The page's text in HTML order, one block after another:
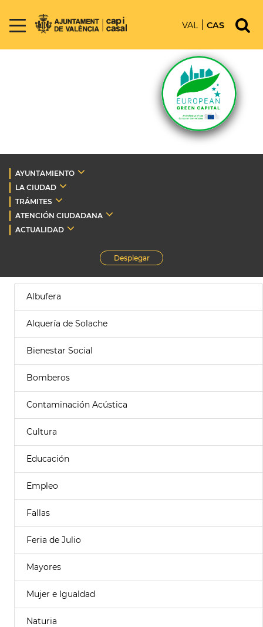
VAL CAS
AYUNTAMIENTO
LA CIUDAD
TRÁMITES
ATENCIÓN CIUDADANA
ACTUALIDAD
Desplegar
Albufera
Alquería de Solache
Bienestar Social
Bomberos
Contaminación Acústica
Cultura
Educación
Empleo
Fallas
Feria de Julio
Mayores
Mujer e Igualdad
Naturia